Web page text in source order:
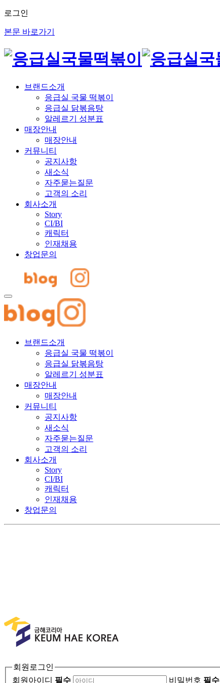
로그인
본문 바로가기
브랜드소개
응급실 국물 떡볶이
응급실 닭볶음탕
알레르기 성분표
매장안내
매장안내
커뮤니티
공지사항
새소식
자주묻는질문
고객의 소리
회사소개
Story
CI/BI
캐릭터
인재채용
창업문의
브랜드소개
응급실 국물 떡볶이
응급실 닭볶음탕
알레르기 성분표
매장안내
매장안내
커뮤니티
공지사항
새소식
자주묻는질문
고객의 소리
회사소개
Story
CI/BI
캐릭터
인재채용
창업문의
회원로그인
회원아이디 필수 비밀번호 필수